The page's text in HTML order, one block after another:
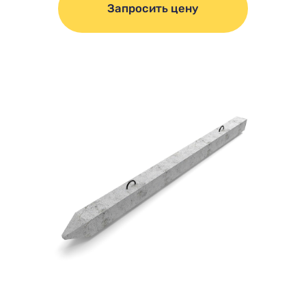
Запросить цену